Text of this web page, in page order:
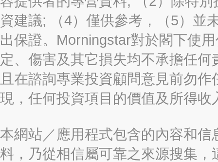
資建議; （4）僅供參考，（5）並
出保證。Morningstar對於閣下使
定、傷害及其它損失均不承擔任
且在諮詢專業投資顧問意見前勿
現，任何投資項目的價值及所得收
本網站／應用程式包含的內容和
料，乃從相信屬可靠之來源搜集